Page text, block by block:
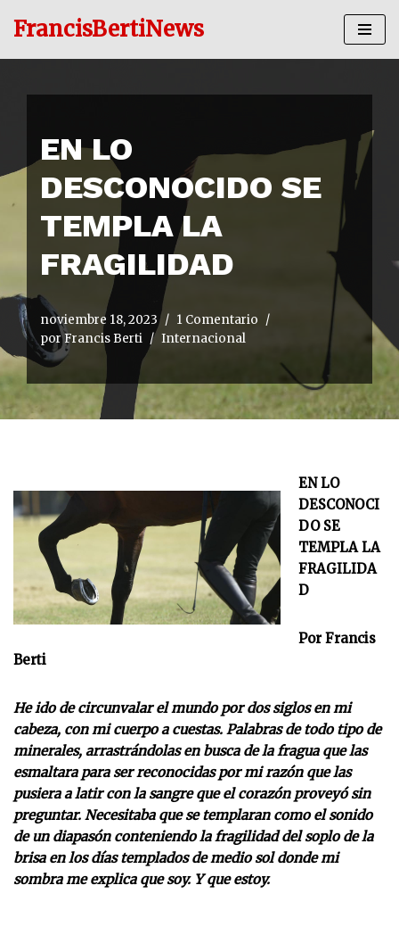
contenido
FrancisBertiNews
EN LO
DESCONOCIDO SE
TEMPLA LA
FRAGILIDAD
noviembre 18, 2023
1 Comentario
porFrancis Berti Internacional
EN LO
DESCONOCI
DO SE
TEMPLA LA
FRAGILIDA
D
Por Francis
Berti
He ido de circunvalar el mundo por dos siglos en mi
cabeza, con mi cuerpo a cuestas. Palabras de todo tipo de
minerales, arrastrándolas en busca de la fragua que las
esmaltara para ser reconocidas por mi razón que las
pusiera a latir con la sangre que el corazón proveyó sin
preguntar. Necesitaba que se templaran como el sonido
de un diapasón conteniendo la fragilidad del soplo de la
brisa en los días templados de medio sol donde mi
sombra me explica que soy. Y que estoy.